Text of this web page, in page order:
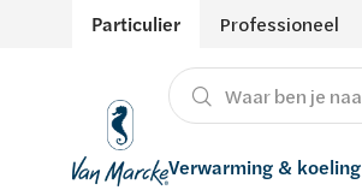
Particulier Professioneel
Verwarming & koeling